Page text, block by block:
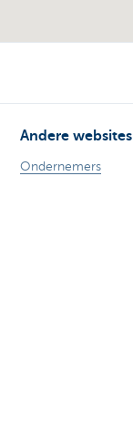
Andere websites
Ondernemers